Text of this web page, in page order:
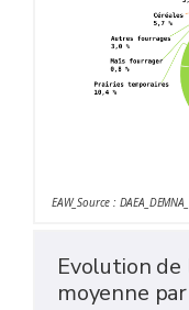
EAW_Source :
Evolution de
moyenne